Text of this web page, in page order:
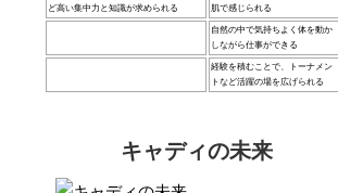
ど高い集中力と知識が求められる
肌で感じられる
自然の中で気持ちよく体を動か
しながら仕事ができる
経験を積むことで、トーナメン
トなど活躍の場を広げられる
キャディの未来